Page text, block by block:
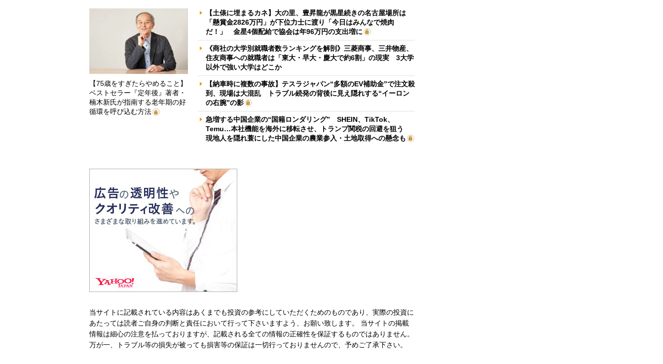
【75歳をすぎたらやめること】
ベストセラー『定年後』著者・
楠木新氏が指南する老年期の好
循環を呼び込む方法
【土俵に埋まるカネ】大の里、豊昇龍が黒星続きの名古屋場所は
「懸賞金2826万円」が下位力士に渡り「今日はみんなで焼肉
だ！」 金星4個配給で協会は年96万円の支出増に
《商社の大学別就職者数ランキングを解剖》三菱商事、三井物産、
住友商事への就職者は「東大・早大・慶大で約6割」の現実 3大学
以外で強い大学はどこか
【納車時に複数の事故】テスラジャパン“多額のEV補助金”で注文殺
到、現場は大混乱 トラブル続発の背後に見え隠れする“イーロン
の右腕”の影
急増する中国企業の“国籍ロンダリング” SHEIN、TikTok、
Temu…本社機能を海外に移転させ、トランプ関税の回避を狙う
現地人を隠れ蓑にした中国企業の農業参入・土地取得への懸念も
当サイトに記載されている内容はあくまでも投資の参考にしていただくためのものであり、実際の投資に
あたっては読者ご自身の判断と責任において行って下さいますよう、お願い致します。 当サイトの掲載
情報は細心の注意を払っておりますが、記載される全ての情報の正確性を保証するものではありません。
万が一、トラブル等の損失が被っても損害等の保証は一切行っておりませんので、予めご了承下さい。